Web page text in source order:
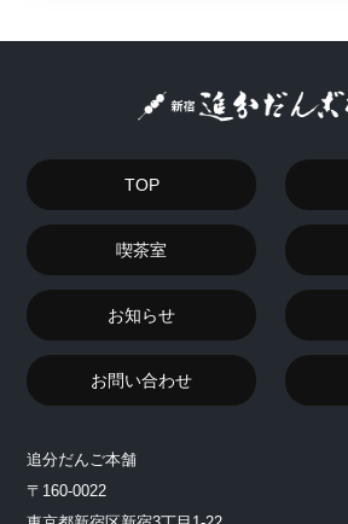
TOP
喫茶室
お知らせ
お問い合わせ
追分だんご本舗
〒160-0022